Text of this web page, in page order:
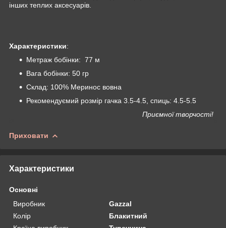
інших теплих аксесуарів.
Характеристики:
Метраж бобінки: 77 м
Вага бобінки: 50 гр
Склад: 100% Меринос вовна
Рекомендуємий розмір гачка 3.5-4.5, спиць: 4.5-5.5
Приємної творчості!
Приховати
Характеристики
Основні
Виробник
Gazzal
Колір
Блакитний